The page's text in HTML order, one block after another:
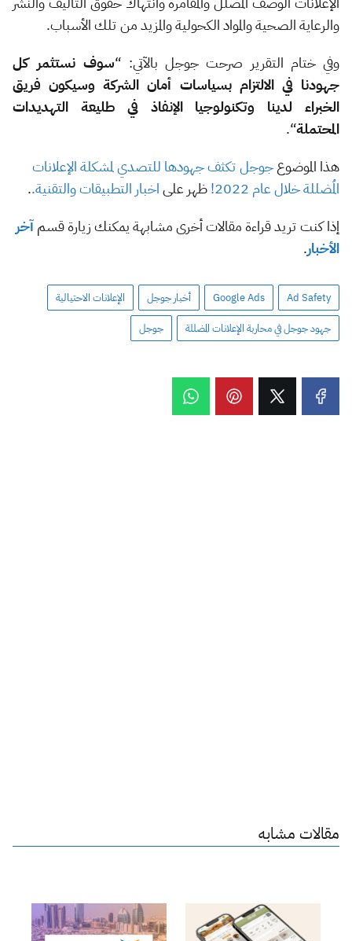
والرعاية الصحية والمواد الكحولية والمزيد من تلك الأسباب.
وفي ختام التقرير صرحت جوجل بالآتي: “سوف نستثمر كل
جهودنا في الالتزام بسياسات أمان الشركة وسيكون فريق
الخبراء لدينا وتكنولوجيا الإنفاذ في طليعة التهديدات
المحتملة“.
هذا الموضوعجوجل تكثف جهودها للتصدي لمشكلة الإعلانات
المُضللة خلال عام 2022!
ظهر علىاخبار التطبيقات والتقنية..
إذا كنت تريد قراءة مقالات أخرى مشابهة يمكنك زيارة قسمآخر
الأخبار.
Ad Safety
Google Ads أخبار جوجل الإعلانات الاحتيالية
جهود جوجل في محاربة الإعلانات المضللة جوجل
مقالات مشابه